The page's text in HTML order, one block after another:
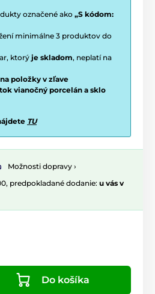
označené ako „S kódom:
minimálne 3 produktov do
ktorý je skladom, neplatí na
položky v zľave
vianočný porcelán a sklo
TU
Možnosti dopravy ›
predpokladané dodanie: u vás v
Do košíka